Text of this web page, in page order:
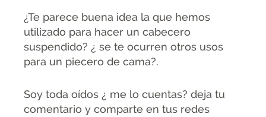
¿Te parece buena idea la que hemos
utilizado para hacer un cabecero
suspendido? ¿ se te ocurren otros usos
para un piecero de cama?.
Soy toda oídos ¿ me lo cuentas? deja tu
comentario y comparte en tus redes